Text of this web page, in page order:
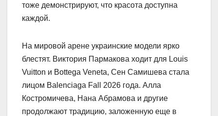
тоже демонстрируют, что красота доступна
каждой.
На мировой арене украинские модели ярко
блестят. Виктория Пармакова ходит для Louis
Vuitton и Bottega Veneta, Сен Самишева стала
лицом Balenciaga Fall 2026 года. Алла
Костромичева, Нана Абрамова и другие
продолжают традицию, заложенную еще в